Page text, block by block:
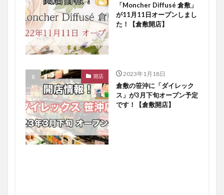
「Moncher Diffusé 倉敷」
が11月11日オープンしまし
た！【倉敷開店】
開店 2023年1月18日
倉敷の笹沖に「ダイレック
ス」が3月下旬オープン予定
です！【倉敷開店】